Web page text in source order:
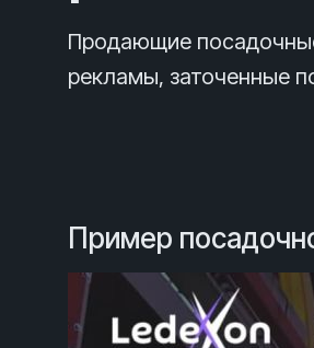
Продающие
рекламы, заточенные
Пример